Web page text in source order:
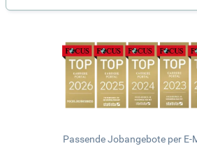
Passende Jobangebote per E-